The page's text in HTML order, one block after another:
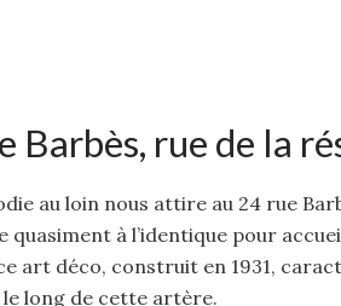
Barbès, rue de la
au loin nous attire au 24 rue
quasiment à l’identique pour
art déco, construit en 1931,
long de cette artère.